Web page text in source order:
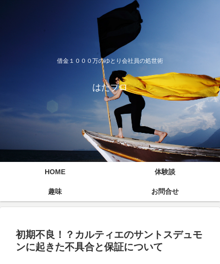
借金１０００万のゆとり会社員の処世術
はたブロ
HOME 体験談
趣味 お問合せ
初期不良！？カルティエのサントスデュモ
ンに起きた不具合と保証について